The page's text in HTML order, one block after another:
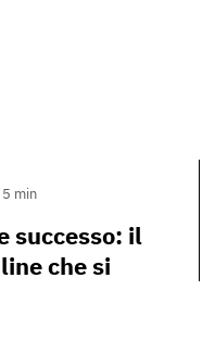
5 min
successo: il
che si